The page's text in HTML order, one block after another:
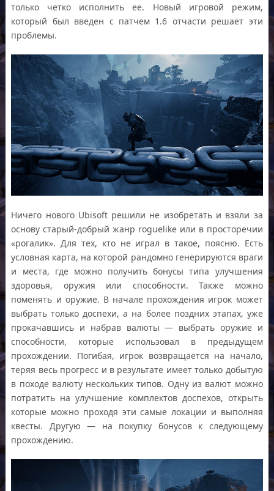
только четко исполнить ее. Новый игровой режим,
который был введен с патчем 1.6 отчасти решает эти
проблемы.
Ничего нового Ubisoft решили не изобретать и взяли за
основу старый-добрый жанр roguelike или в просторечии
«рогалик». Для тех, кто не играл в такое, поясню. Есть
условная карта, на которой рандомно генерируются враги
и места, где можно получить бонусы типа улучшения
здоровья, оружия или способности. Также можно
поменять и оружие. В начале прохождения игрок может
выбрать только доспехи, а на более поздних этапах, уже
прокачавшись и набрав валюты — выбрать оружие и
способности, которые использовал в предыдущем
прохождении. Погибая, игрок возвращается на начало,
теряя весь прогресс и в результате имеет только добытую
в походе валюту нескольких типов. Одну из валют можно
потратить на улучшение комплектов доспехов, открыть
которые можно проходя эти самые локации и выполняя
квесты. Другую — на покупку бонусов к следующему
прохождению.